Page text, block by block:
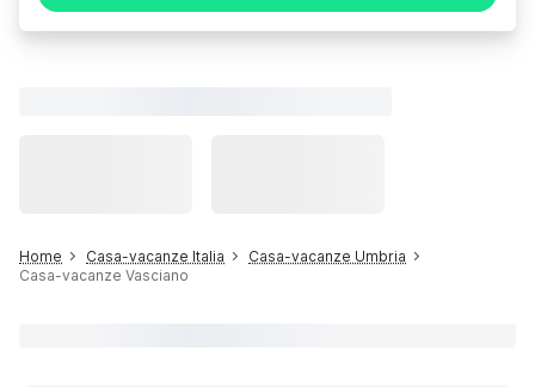
Home Casa-vacanze Italia
Casa-vacanze Umbria
Casa-vacanze Vasciano